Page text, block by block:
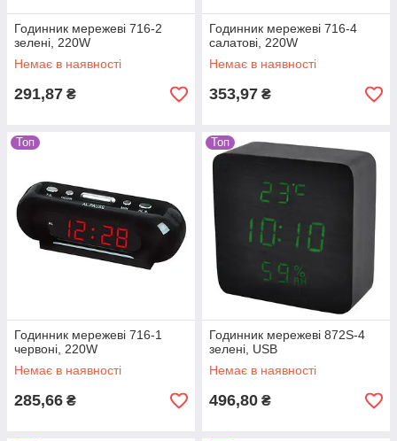
Годинник мережеві 716-2
зелені, 220W
Немає в наявності
291,87 ₴
Годинник мережеві 716-4
салатові, 220W
Немає в наявності
353,97 ₴
Топ
Годинник мережеві 716-1
червоні, 220W
Немає в наявності
285,66 ₴
Топ
Годинник мережеві 872S-4
зелені, USB
Немає в наявності
496,80 ₴